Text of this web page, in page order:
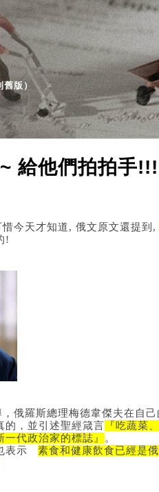
舊版 ）
給他們拍拍手!!!
今天才知道, 俄文原文還提到,
!
俄羅斯總理梅德韋傑夫在自
的，並引述聖經箴言 『吃蔬菜
一代政治家的標誌』
。
表示 素食和健康飲食已經是